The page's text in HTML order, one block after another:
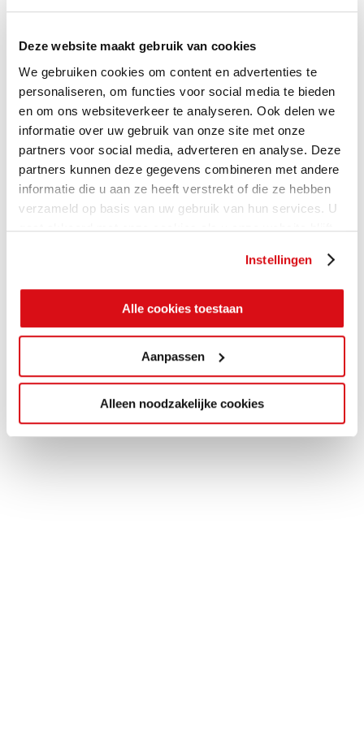
Deze website maakt gebruik van cookies
We gebruiken cookies om content en advertenties te
personaliseren, om functies voor social media te bieden
en om ons websiteverkeer te analyseren. Ook delen we
informatie over uw gebruik van onze site met onze
partners voor social media, adverteren en analyse. Deze
partners kunnen deze gegevens combineren met andere
informatie die u aan ze heeft verstrekt of die ze hebben
verzameld op basis van uw gebruik van hun services. U
gaat akkoord met onze cookies als u onze website blijft
Instellingen
Alle cookies toestaan
Aanpassen
Alleen noodzakelijke cookies